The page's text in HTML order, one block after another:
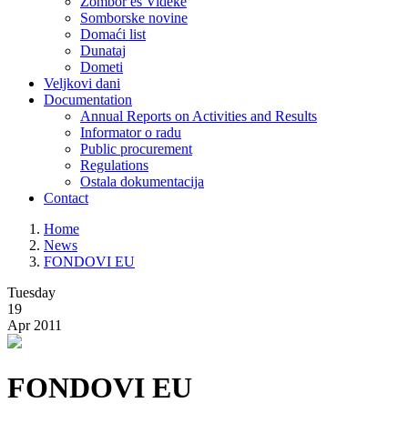
Somborske novine
Domaći list
Dunataj
Dometi
Veljkovi dani
Documentation
Annual Reports on Activities and Results
Informator o radu
Public procurement
Regulations
Ostala dokumentacija
Contact
Home
News
FONDOVI EU
Tuesday
19
Apr 2011
FONDOVI EU